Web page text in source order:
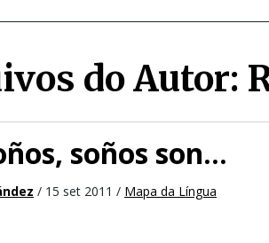
do Autor:
soños son…
/ 15 set 2011 / Mapa da Língua